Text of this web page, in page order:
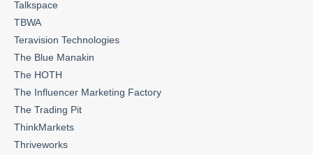
Talkspace
TBWA
Teravision Technologies
The Blue Manakin
The HOTH
The Influencer Marketing Factory
The Trading Pit
ThinkMarkets
Thriveworks